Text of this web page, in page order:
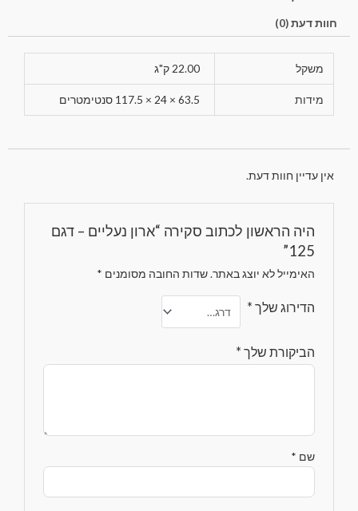
חוות דעת (0)
משקל 22.00 ק"ג
מידות 63.5 × 24 × 117.5 סנטימטרים
אין עדיין חוות דעת.
היה הראשון לכתוב סקירה “ארון נעליים – דגם
125”
האימייל לא יוצג באתר.שדות החובה מסומנים *
הדירוג שלך *
הביקורת שלך *
שם *